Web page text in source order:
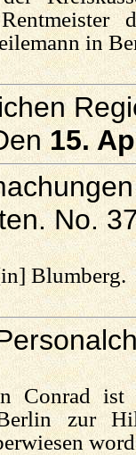
in
15.
No.
Blumberg.
Conrad
zur